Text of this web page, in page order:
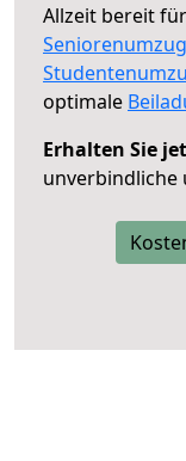
Allzeit bereit
Seniorenumzug
optimale
Erhalten Sie
unverbindliche